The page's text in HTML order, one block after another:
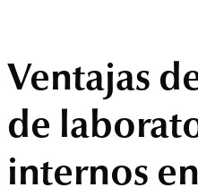
Ventajas
de
internos en